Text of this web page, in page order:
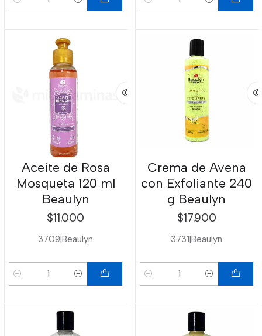
Cantidad Cantidad
Aceite de Rosa
Mosqueta 120 ml
Beaulyn
$11.000
3709|Beaulyn
Cantidad
Crema de Avena
con Exfoliante 240
g Beaulyn
$17.900
3731|Beaulyn
Cantidad